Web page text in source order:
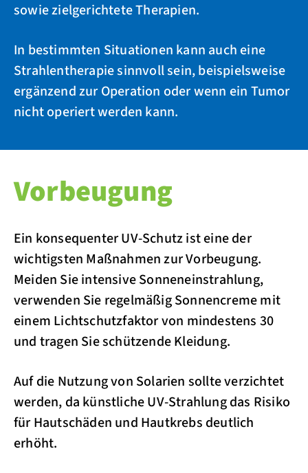
sowie zielgerichtete Therapien.
In bestimmten Situationen kann auch eine
Strahlentherapie sinnvoll sein, beispielsweise
ergänzend zur Operation oder wenn ein Tumor
nicht operiert werden kann.
Vorbeugung
Ein konsequenter UV-Schutz ist eine der
wichtigsten Maßnahmen zur Vorbeugung.
Meiden Sie intensive Sonneneinstrahlung,
verwenden Sie regelmäßig Sonnencreme mit
einem Lichtschutzfaktor von mindestens 30
und tragen Sie schützende Kleidung.
Auf die Nutzung von Solarien sollte verzichtet
werden, da künstliche UV-Strahlung das Risiko
für Hautschäden und Hautkrebs deutlich
erhöht.